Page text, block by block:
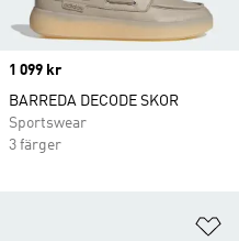
Price
1 099 kr
BARREDA DECODE SKOR
Sportswear
3 färger